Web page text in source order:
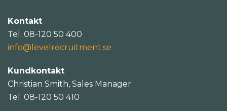
Kontakt
Tel: 08-120 50 400
info@levelrecruitment.se
Kundkontakt
Christian Smith, Sales Manager
Tel: 08-120 50 410